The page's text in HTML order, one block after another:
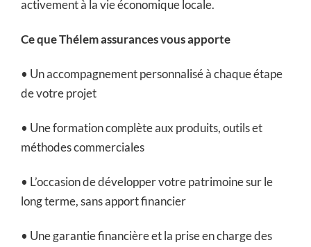
activement à la vie économique locale.
Ce que Thélem assurances vous apporte
• Un accompagnement personnalisé à chaque étape
de votre projet
• Une formation complète aux produits, outils et
méthodes commerciales
• L’occasion de développer votre patrimoine sur le
long terme, sans apport financier
• Une garantie financière et la prise en charge des